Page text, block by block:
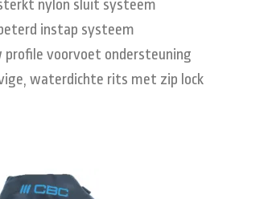
nylon sluit systeem
instap systeem
profile voorvoet ondersteuning
waterdichte rits met zip lock